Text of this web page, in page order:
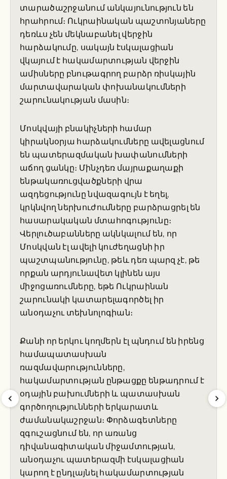
տարածաշրջանում անկայունություն են
հրահրում։ Ուկրաինական պաշտոնյաները
դեռևս չեն մեկնաբանել վերջին
հարձակումը, սակայն էսկալացիան
վկայում է հակամարտության վերջին
ամիսները բնութագրող բարձր ռիսկային
մարտավարական փոխանակումների
շարունակության մասին։
Մոսկվայի բնակիչների համար
կիրակնօրյա հարձակումները ավելացնում
են պատերազմական խափանումների
աճող ցանկը։ Մինչդեռ մայրաքաղաքի
ենթակառուցվածքների վրա
ազդեցությունը նվազագույն է եղել,
կրկնվող ներխուժումները բարձրացրել են
հասարակական մտահոգությունը։
Վերլուծաբանները ակնկալում են, որ
Մոսկվան էլ ավելի կուժեղացնի իր
պաշտպանությունը, թեև դեռ պարզ չէ, թե
որքան արդյունավետ կլինեն այս
միջոցառումները, եթե Ուկրաինան
շարունակի կատարելագործել իր
անօդաչու տեխնոլոգիան։
Քանի որ երկու կողմերն էլ պնդում են իրենց
համապատասխան
ռազմավարությունները,
հակամարտության ընթացքը ենթադրում է
օդային բախումների և պատասխան
գործողությունների երկարատև
ժամանակաշրջան։ Փորձագետները
զգուշացնում են, որ առանց
դիվանագիտական միջամտության,
անօդաչու պատերազմի էսկալացիան
կարող է ընդլայնել հակամարտության